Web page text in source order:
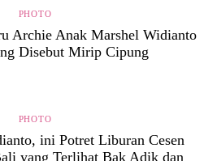
PHOTO
Archie Anak Marshel Widianto
Disebut Mirip Cipung
PHOTO
ini Potret Liburan Cesen
yang Terlihat Bak Adik dan